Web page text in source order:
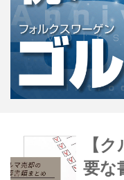
信頼で
探せば
は、
るメ
につ
【
要な